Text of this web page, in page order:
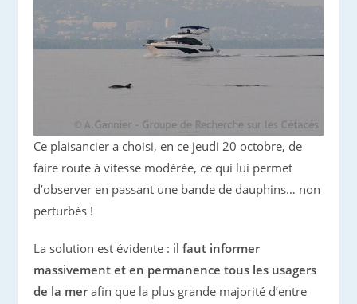
Ce plaisancier a choisi, en ce jeudi 20 octobre, de
faire route à vitesse modérée, ce qui lui permet
d’observer en passant une bande de dauphins… non
perturbés !
La solution est évidente : il faut informer
massivement et en permanence tous les usagers
de la merafin que la plus grande majorité d’entre